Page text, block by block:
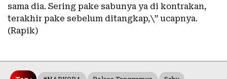
sama dia. Sering pake sabunya ya di kontrakan,
terakhir pake sebelum ditangkap,\” ucapnya.
(Rapik)